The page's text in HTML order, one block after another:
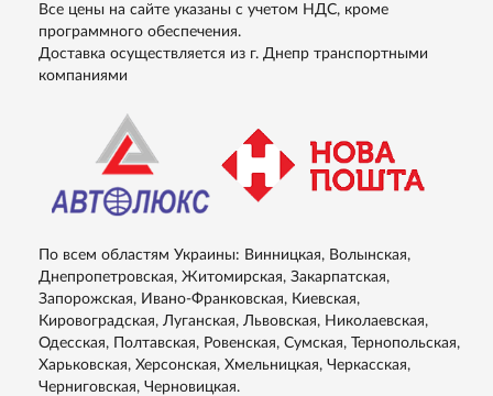
Все цены на сайте указаны с учетом НДС, кроме
программного обеспечения.
Доставка осуществляется из г. Днепр транспортными
компаниями
По всем областям Украины: Винницкая, Волынская,
Днепропетровская, Житомирская, Закарпатская,
Запорожская, Ивано-Франковская, Киевская,
Кировоградская, Луганская, Львовская, Николаевская,
Одесская, Полтавская, Ровенская, Сумская, Тернопольская,
Харьковская, Херсонская, Хмельницкая, Черкасская,
Черниговская, Черновицкая.